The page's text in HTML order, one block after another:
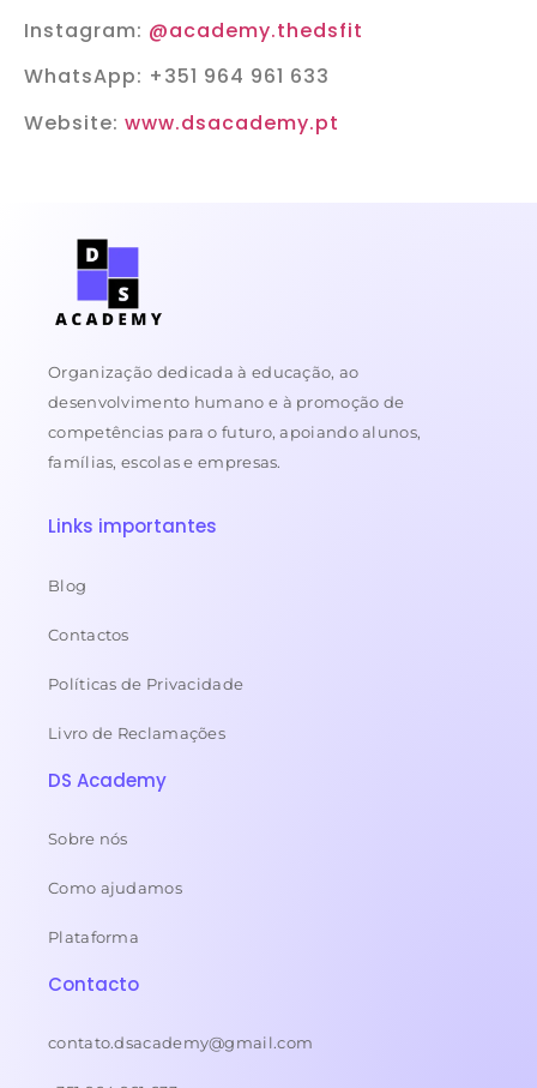
Instagram: @academy.thedsfit
WhatsApp: +351 964 961 633
Website: www.dsacademy.pt
Organização dedicada à educação, ao
desenvolvimento humano e à promoção de
competências para o futuro, apoiando alunos,
famílias, escolas e empresas.
Links importantes
Blog
Contactos
Políticas de Privacidade
Livro de Reclamações
DS Academy
Sobre nós
Como ajudamos
Plataforma
Contacto
contato.dsacademy@gmail.com